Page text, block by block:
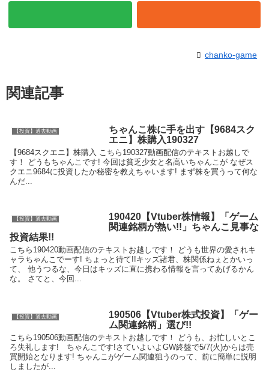
chanko-game
関連記事
【投資】過去動画
ちゃんこ株に手を出す【9684スク
エニ】株購入190327
【9684スクエニ】株購入 こちら190327動画配信のテキストお越しで
す！ どうもちゃんこです! 今回は貧乏少女と名高いちゃんこが なぜス
クエニ9684に投資したか秘密を教えちゃいます! まず株を買うって何な
んだ...
【投資】過去動画
190420【Vtuber株情報】「ゲーム
関連銘柄が熱い!!」ちゃんこ見事な
投資結果!!
こちら190420動画配信のテキストお越しです！ どうも世界の愛されキ
ャラちゃんこでーす! ちょっと待て!!キッズ諸君、株関係ねぇとかいっ
て、 他うつるな、今日はキッズに直に携わる情報を言ってあげるかん
な。 さてと、今回...
【投資】過去動画
190506【Vtuber株式投資】「ゲー
ム関連銘柄」選び!!
こちら190506動画配信のテキストお越しです！ どうも、お忙しいとこ
ろ失礼します! ちゃんこです!​ さていよいよGW終盤で5/7(火)からは売
買開始となります! ちゃんこがゲーム関連狙うのって、前に簡単に説明
しましたが...